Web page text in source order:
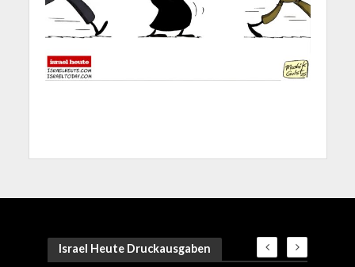
Israel Heute Druckausgaben